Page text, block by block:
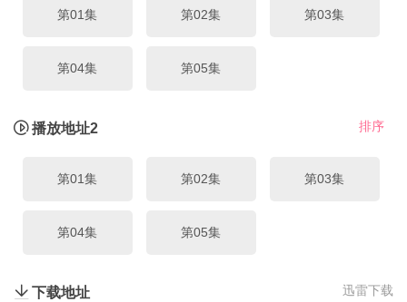
第01集 第02集 第03集
第04集 第05集
排序
播放地址2
第01集 第02集 第03集
第04集 第05集
迅雷下载
下载地址